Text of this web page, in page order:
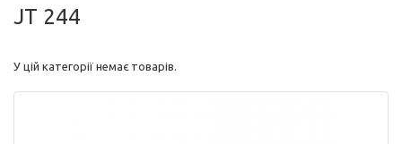
JT 244
У цій категорії немає товарів.